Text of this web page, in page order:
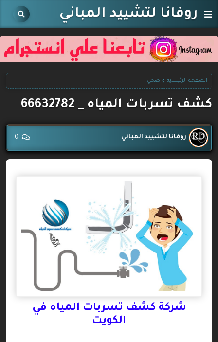
روفانا لتشييد المباني
الصفحة الرئيسية صحي
كشف تسربات المياه _ 66632782
روفانا لتشييد المباني
شركة كشف تسربات المياه في
الكويت